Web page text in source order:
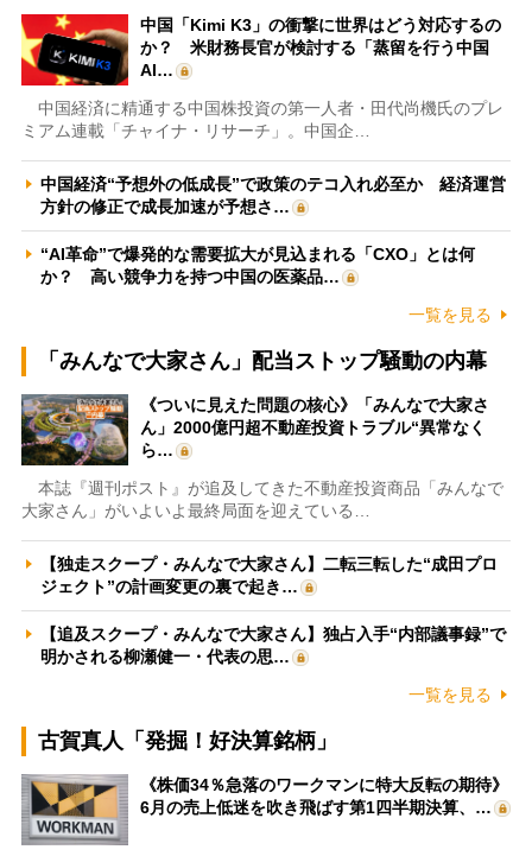
中国「Kimi K3」の衝撃に世界はどう対応するの
か？ 米財務長官が検討する「蒸留を行う中国
AI…
中国経済に精通する中国株投資の第一人者・田代尚機氏のプレ
ミアム連載「チャイナ・リサーチ」。中国企…
中国経済“予想外の低成長”で政策のテコ入れ必至か 経済運営
方針の修正で成長加速が予想さ…
“AI革命”で爆発的な需要拡大が見込まれる「CXO」とは何
か？ 高い競争力を持つ中国の医薬品…
一覧を見る
「みんなで大家さん」配当ストップ騒動の内幕
《ついに見えた問題の核心》「みんなで大家さ
ん」2000億円超不動産投資トラブル“異常なく
ら…
本誌『週刊ポスト』が追及してきた不動産投資商品「みんなで
大家さん」がいよいよ最終局面を迎えている…
【独走スクープ・みんなで大家さん】二転三転した“成田プロ
ジェクト”の計画変更の裏で起き…
【追及スクープ・みんなで大家さん】独占入手“内部議事録”で
明かされる柳瀬健一・代表の思…
一覧を見る
古賀真人「発掘！好決算銘柄」
《株価34％急落のワークマンに特大反転の期待》
6月の売上低迷を吹き飛ばす第1四半期決算、…